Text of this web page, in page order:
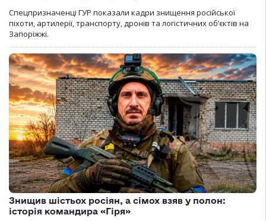
Спецпризначенці ГУР показали кадри знищення російської
піхоти, артилерії, транспорту, дронів та логістичних об’єктів на
Запоріжжі.
Знищив шістьох росіян, а сімох взяв у полон:
історія командира «Гіря»